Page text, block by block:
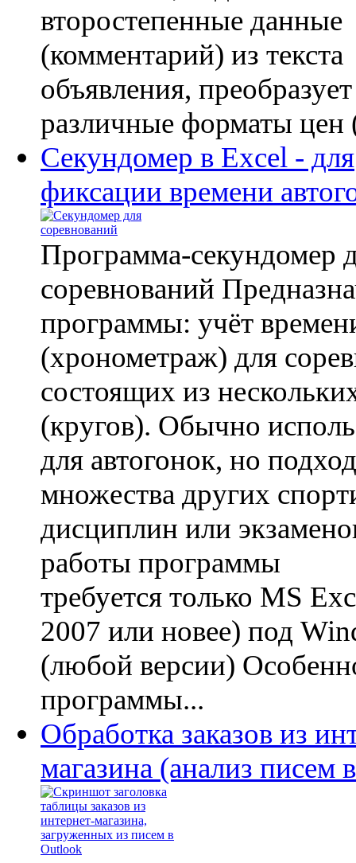
второстепенные данные
(комментарий) из текста
объявления, преобразует
различные форматы цен
Секундомер в Excel - для
фиксации времени
Программа-секундомер
соревнований
программы: учёт
(хронометраж) для
состоящих из
(кругов). Обычно
для автогонок, но
множества других
дисциплин или
работы программы
требуется только MS
2007 или новее) под
(любой версии)
программы...
Обработка заказов из
магазина (анализ писем